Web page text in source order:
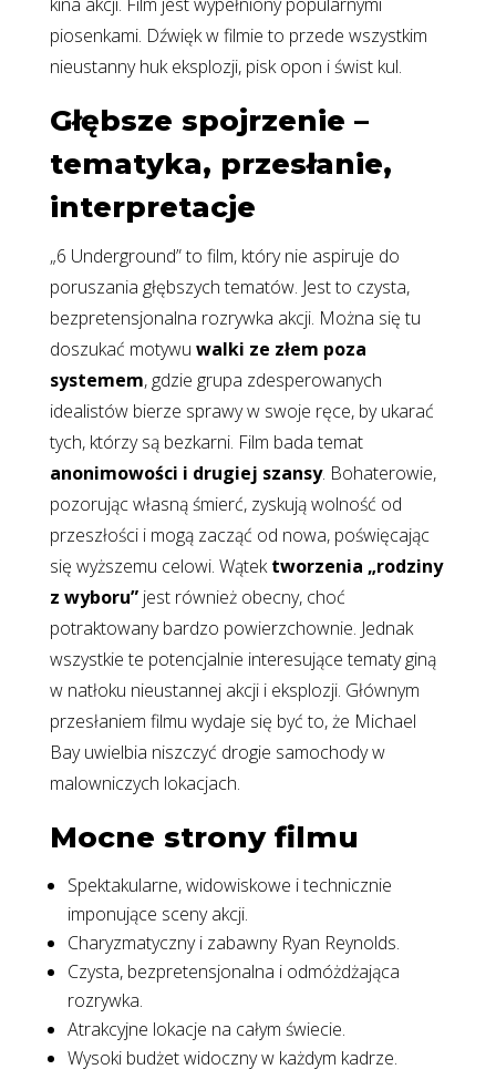
piosenkami. Dźwięk w filmie to przede wszystkim
nieustanny huk eksplozji, pisk opon i świst kul.
Głębsze spojrzenie –
tematyka, przesłanie,
interpretacje
„6 Underground” to film, który nie aspiruje do
poruszania głębszych tematów. Jest to czysta,
bezpretensjonalna rozrywka akcji. Można się tu
doszukać motywu walki ze złem poza
systemem, gdzie grupa zdesperowanych
idealistów bierze sprawy w swoje ręce, by ukarać
tych, którzy są bezkarni. Film bada temat
anonimowości i drugiej szansy. Bohaterowie,
pozorując własną śmierć, zyskują wolność od
przeszłości i mogą zacząć od nowa, poświęcając
się wyższemu celowi. Wątektworzenia „rodziny
z wyboru”jest również obecny, choć
potraktowany bardzo powierzchownie. Jednak
wszystkie te potencjalnie interesujące tematy giną
w natłoku nieustannej akcji i eksplozji. Głównym
przesłaniem filmu wydaje się być to, że Michael
Bay uwielbia niszczyć drogie samochody w
malowniczych lokacjach.
Mocne strony filmu
Spektakularne, widowiskowe i technicznie
imponujące sceny akcji.
Charyzmatyczny i zabawny Ryan Reynolds.
Czysta, bezpretensjonalna i odmóżdżająca
rozrywka.
Atrakcyjne lokacje na całym świecie.
Wysoki budżet widoczny w każdym kadrze.